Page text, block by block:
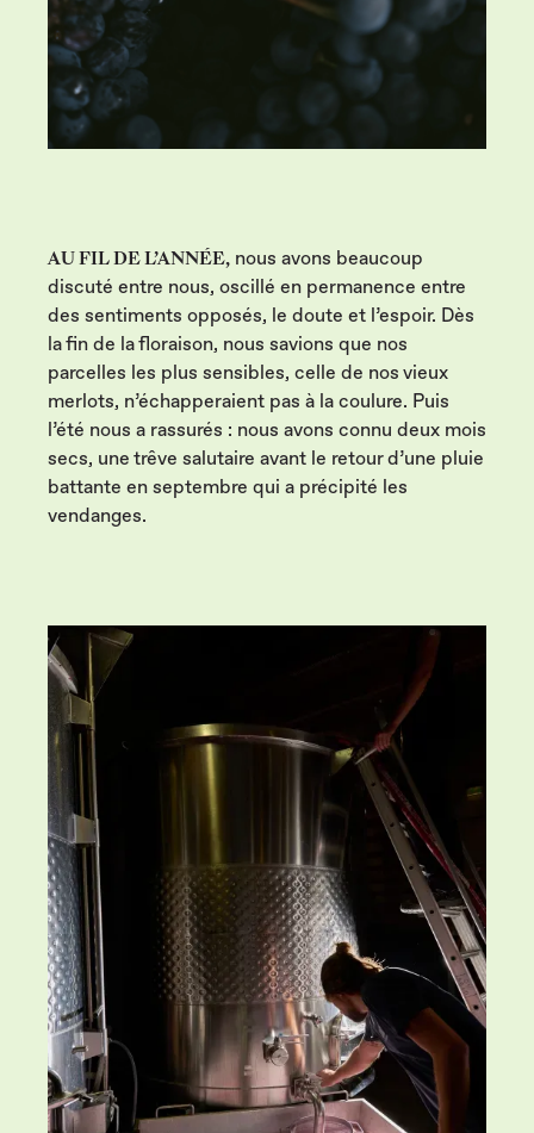
AU FIL DE L’ANNÉE, nous avons beaucoup
discuté entre nous, oscillé en permanence entre
des sentiments opposés, le doute et l’espoir. Dès
la fin de la floraison, nous savions que nos
parcelles les plus sensibles, celle de nos vieux
merlots, n’échapperaient pas à la coulure. Puis
l’été nous a rassurés : nous avons connu deux mois
secs, une trêve salutaire avant le retour d’une pluie
battante en septembre qui a précipité les
vendanges.